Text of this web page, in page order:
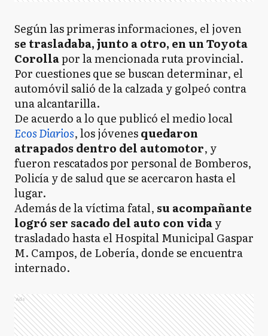
Según las primeras informaciones, el joven
se trasladaba, junto a otro, en un Toyota
Corollapor la mencionada ruta provincial.
Por cuestiones que se buscan determinar, el
automóvil salió de la calzada y golpeó contra
una alcantarilla.
De acuerdo a lo que publicó el medio local
Ecos Diarios, los jóvenesquedaron
atrapados dentro del automotor, y
fueron rescatados por personal de Bomberos,
Policía y de salud que se acercaron hasta el
lugar.
Además de la víctima fatal, su acompañante
logró ser sacado del auto con viday
trasladado hasta el Hospital Municipal Gaspar
M. Campos, de Lobería, donde se encuentra
internado.
Ads